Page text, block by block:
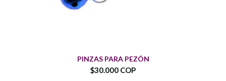
PINZAS PARA PEZÓN
$30.000 COP